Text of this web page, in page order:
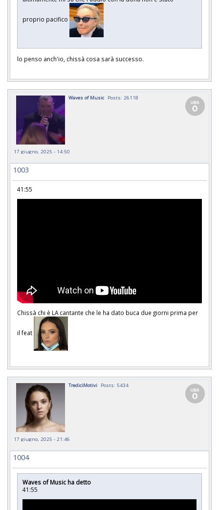
proprio pacifico
lo penso anch'io, chissà cosa sarà successo.
Waves of Music Posts: 26118
17 giugno, 2025 - 14:50
1003
41:55
Chissà chi è LA cantante che le ha dato buca due giorni prima per
il feat
TrediciMotivi Posts: 5434
17 giugno, 2025 - 21:46
1004
Waves of Music ha detto
41:55